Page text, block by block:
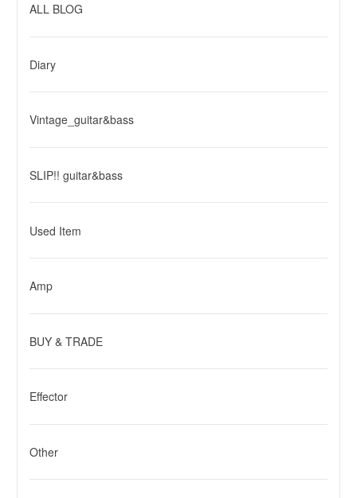
ALL BLOG
Diary
Vintage_guitar&bass
SLIP!! guitar&bass
Used Item
Amp
BUY & TRADE
Effector
Other